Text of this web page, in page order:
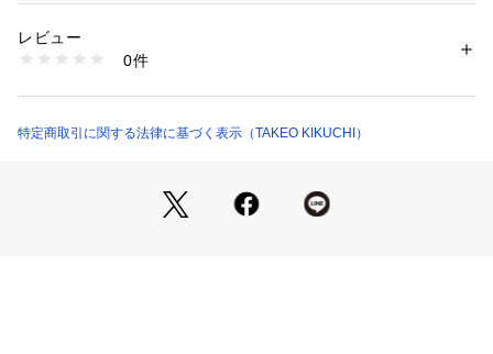
「THIS IS THE JAPAN BRAND」をコンセプトに、日本独自
の素材や技術にこだわったハイクオリティなラインナップ。
ミニマムなガマ口を使用した財布シリーズ。
ベジタブルタンニン鞣し、ミモザ、ケブラチョと牛脂を混ぜ合
わせて鞣し、特殊なエッセンスを加え香り高く仕上げた革。
素材：牛革
商品番号：
931-01544 （ショップ）
レビュー
0件
特定商取引に関する法律に基づく表示（TAKEO KIKUCHI）